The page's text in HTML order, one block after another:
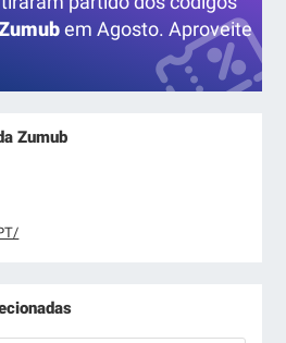
em Agosto. Aproveite
Zumub